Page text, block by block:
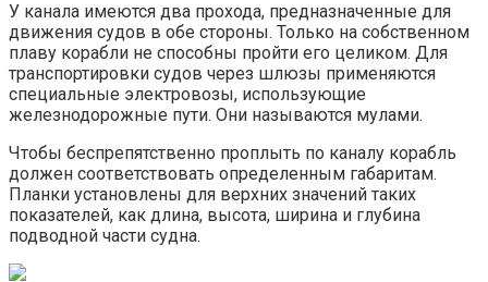
У канала имеются два прохода, предназначенные для
движения судов в обе стороны. Только на собственном
плаву корабли не способны пройти его целиком. Для
транспортировки судов через шлюзы применяются
специальные электровозы, использующие
железнодорожные пути. Они называются мулами.
Чтобы беспрепятственно проплыть по каналу корабль
должен соответствовать определенным габаритам.
Планки установлены для верхних значений таких
показателей, как длина, высота, ширина и глубина
подводной части судна.